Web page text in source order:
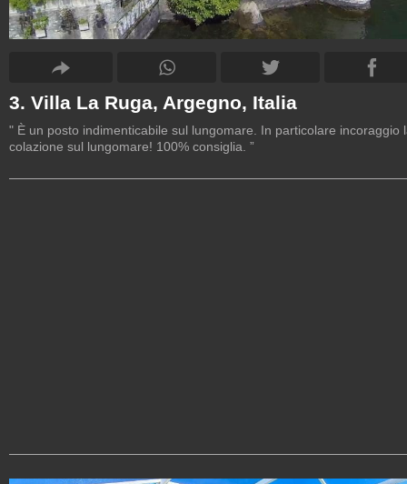
3. Villa La Ruga, Argegno, Italia
" È un posto indimenticabile sul lungomare. In particolare incoraggio
colazione sul lungomare! 100% consiglia. ”